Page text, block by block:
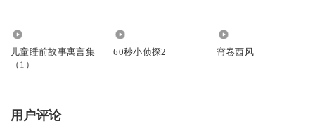
儿童睡前故事寓言集
（1）
60秒小侦探2 帘卷西风
用户评论